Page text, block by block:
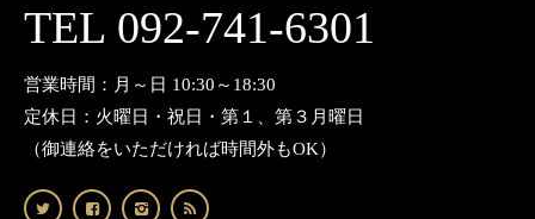
TEL 092-741-6301
営業時間：月～日 10:30～18:30
定休日：火曜日・祝日・第１、第３月曜日
（御連絡をいただければ時間外もOK）